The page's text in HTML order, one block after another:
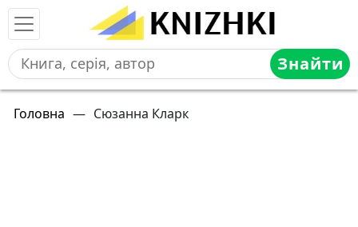
Знайти
Головна — Сюзанна Кларк